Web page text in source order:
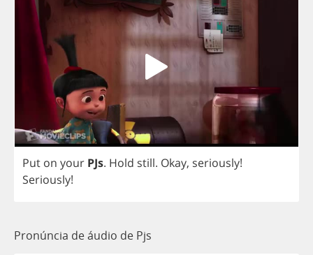
Put on your PJs. Hold still. Okay, seriously!
Seriously!
Pronúncia de áudio de Pjs